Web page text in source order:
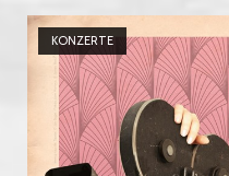
KONZERTE
Open post